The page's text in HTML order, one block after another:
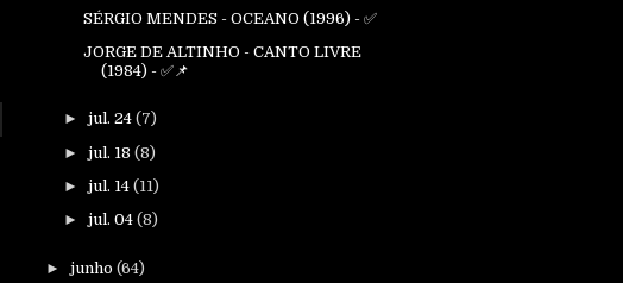
SÉRGIO MENDES - OCEANO (1996) - ✅
JORGE DE ALTINHO - CANTO LIVRE
(1984) - ✅📌
►jul. 24(7)
►jul. 18(8)
►jul. 14(11)
►jul. 04(8)
► junho (64)